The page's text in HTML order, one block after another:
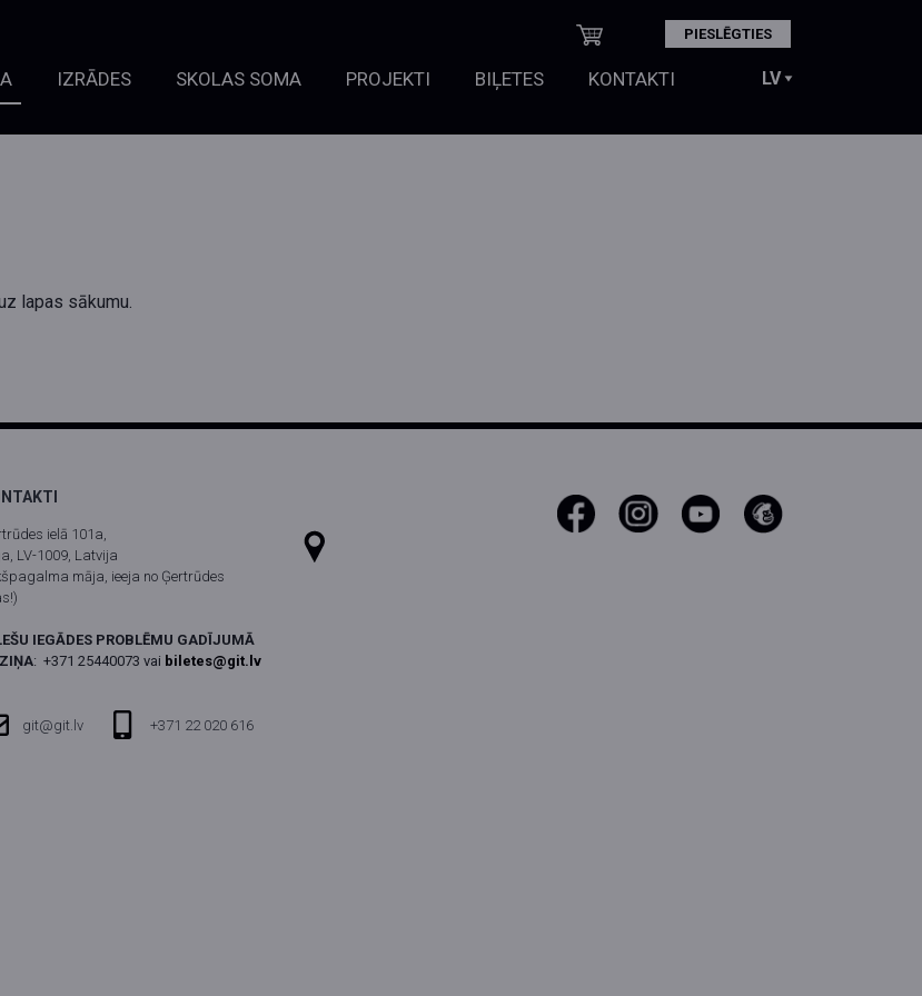
PIESLĒGTIES
IZRĀDES SKOLAS SOMA PROJEKTI BIĻETES KONTAKTI
lapas sākumu.
ielā 101a,
LV-1009, Latvija
māja, ieeja no Ģertrūdes
IEGĀDES PROBLĒMU GADĪJUMĀ
: +371 25440073 vai biletes@git.lv
git@git.lv +371 22 020 616